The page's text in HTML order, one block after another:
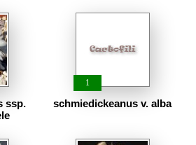
ssp.
1
schmiedickeanus v. alba